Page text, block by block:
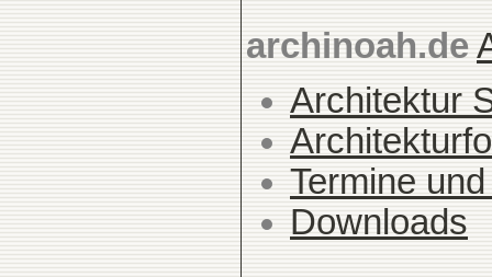
archinoah.de
Architektur
Termine
Downloads